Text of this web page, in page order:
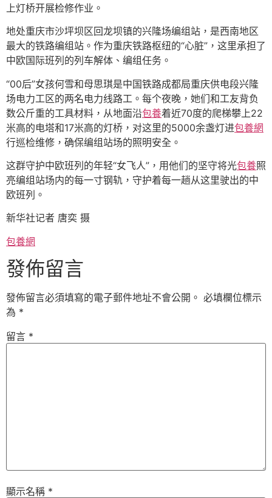
上灯桥开展检修作业。
地处重庆市沙坪坝区回龙坝镇的兴隆场编组站，是西南地区
最大的铁路编组站。作为重庆铁路枢纽的“心脏”，这里承担了
中欧国际班列的列车解体、编组任务。
“00后”女孩何雪和母思琪是中国铁路成都局重庆供电段兴隆
场电力工区的两名电力线路工。每个夜晚，她们和工友背负
数公斤重的工具材料，从地面沿包養着近70度的爬梯攀上22
米高的电塔和17米高的灯桥，对这里的5000余盏灯进包養網
行巡检维修，确保编组站场的照明安全。
这群守护中欧班列的年轻“女飞人”，用他们的坚守将光包養照
亮编组站场内的每一寸钢轨，守护着每一趟从这里驶出的中
欧班列。
新华社记者 唐奕 摄
包養網
發佈留言
發佈留言必須填寫的電子郵件地址不會公開。 必填欄位標示
為 *
留言 *
顯示名稱 *